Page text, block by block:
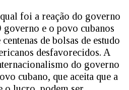
qual foi a reação do governo
governo e o povo cubanos
de bolsas de estudo
desfavorecidos. A
do governo
cubano, que aceita que a